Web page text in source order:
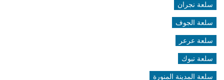
سلعة نجران
سلعة الجوف
سلعة عرعر
سلعة تبوك
سلعة المدينة المنورة